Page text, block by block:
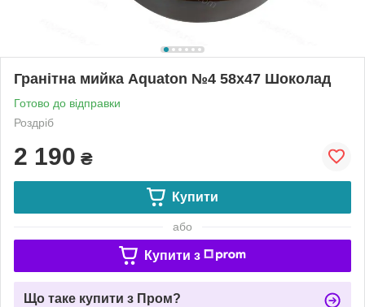
Гранітна мийка Aquaton №4 58х47 Шоколад
Готово до відправки
Роздріб
2 190 ₴
Купити
або
Купити з
Що таке купити з Пром?